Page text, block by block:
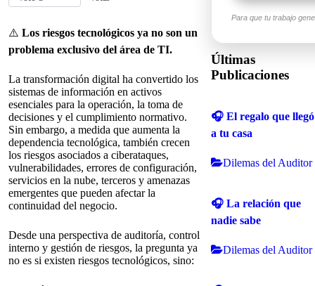
⚠️ Los riesgos tecnológicos ya no son un
problema exclusivo del área de TI.
La transformación digital ha convertido los
sistemas de información en activos
esenciales para la operación, la toma de
decisiones y el cumplimiento normativo.
Sin embargo, a medida que aumenta la
dependencia tecnológica, también crecen
los riesgos asociados a ciberataques,
vulnerabilidades, errores de configuración,
servicios en la nube, terceros y amenazas
emergentes que pueden afectar la
continuidad del negocio.
Desde una perspectiva de auditoría, control
interno y gestión de riesgos, la pregunta ya
no es si existen riesgos tecnológicos, sino:
Para que tu trabajo
Últimas
Publicaciones
🎧 El regalo que llegó
a tu casa
Dilemas del Auditor
🎧 La relación que
nadie sabe
Dilemas del Auditor